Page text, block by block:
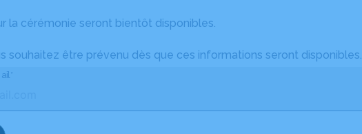
la cérémonie seront bientôt disponibles.
souhaitez être prévenu dès que ces informations seront disponibles.